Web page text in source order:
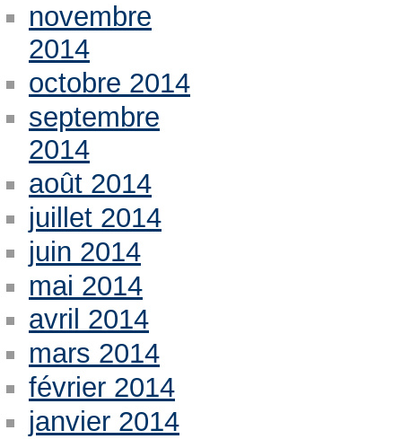
novembre
2014
octobre 2014
septembre
2014
août 2014
juillet 2014
juin 2014
mai 2014
avril 2014
mars 2014
février 2014
janvier 2014